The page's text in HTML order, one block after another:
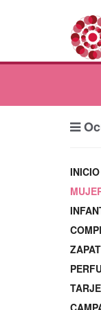
INICIO